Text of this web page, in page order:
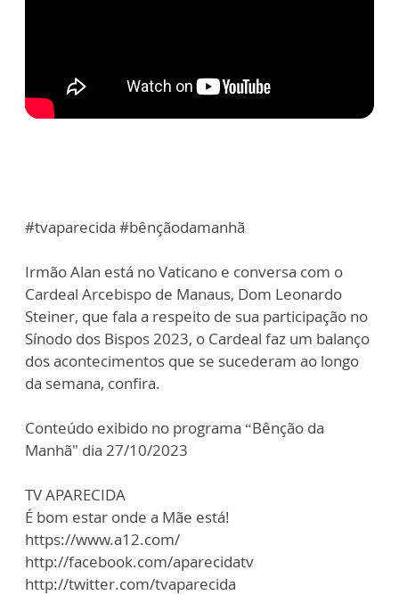
#tvaparecida #bênçãodamanhã
Irmão Alan está no Vaticano e conversa com o
Cardeal Arcebispo de Manaus, Dom Leonardo
Steiner, que fala a respeito de sua participação no
Sínodo dos Bispos 2023, o Cardeal faz um balanço
dos acontecimentos que se sucederam ao longo
da semana, confira.
Conteúdo exibido no programa “Bênção da
Manhã" dia 27/10/2023
TV APARECIDA
É bom estar onde a Mãe está!
https://www.a12.com/
http://facebook.com/aparecidatv
http://twitter.com/tvaparecida